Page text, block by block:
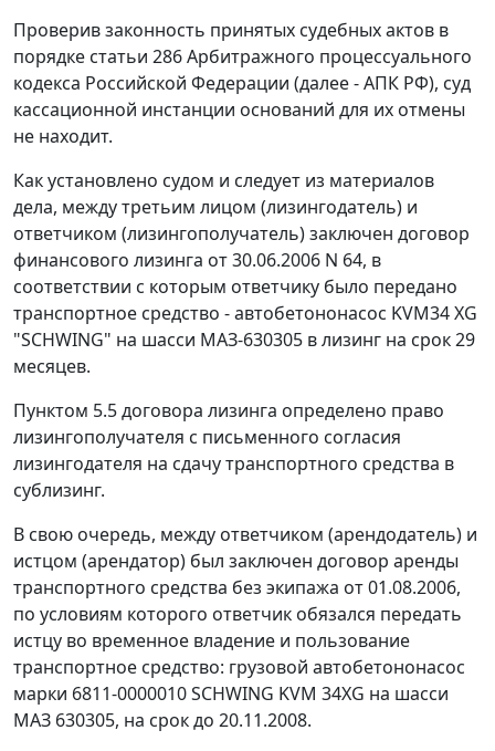
Проверив законность принятых судебных актов в
порядке статьи 286Арбитражного процессуального
кодекса Российской Федерации (далее - АПК РФ), суд
кассационной инстанции оснований для их отмены
не находит.
Как установлено судом и следует из материалов
дела, между третьим лицом (лизингодатель) и
ответчиком (лизингополучатель) заключен договор
финансового лизинга от 30.06.2006 N 64, в
соответствии с которым ответчику было передано
транспортное средство - автобетононасос KVM34 XG
"SCHWING" на шасси МАЗ-630305 в лизинг на срок 29
месяцев.
Пунктом 5.5 договора лизинга определено право
лизингополучателя с письменного согласия
лизингодателя на сдачу транспортного средства в
сублизинг.
В свою очередь, между ответчиком (арендодатель) и
истцом (арендатор) был заключен договор аренды
транспортного средства без экипажа от 01.08.2006,
по условиям которого ответчик обязался передать
истцу во временное владение и пользование
транспортное средство: грузовой автобетононасос
марки 6811-0000010 SCHWING KVM 34XG на шасси
МАЗ 630305, на срок до 20.11.2008.